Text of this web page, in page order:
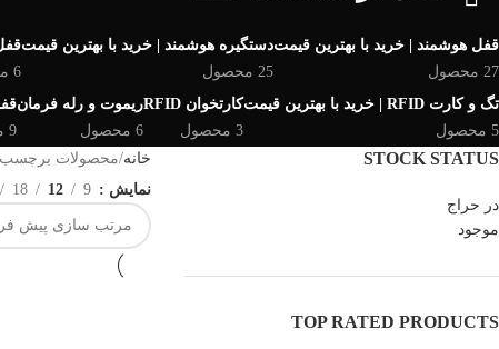
قفل هوشمند | خرید با بهترین قیمت
27 محصول
دستگیره هوشمند | خرید با بهترین قیمت
25 محصول
6 محصول
تگ و کارت RFID | خرید با بهترین قیمت
5 محصول
کارتخوان RFID
3 محصول
ریموت و رله فرمان
6 محصول
9 محصول
STOCK STATUS
در حراج
موجود
TOP RATED PRODUCTS
خانه محصولات برچسب
نمایش
9
12
18